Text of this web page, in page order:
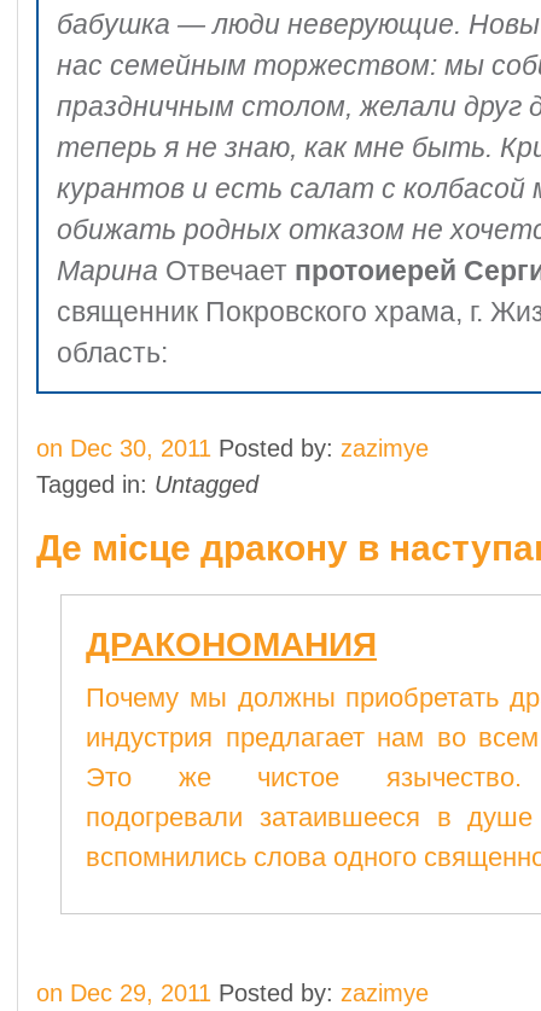
бабушка — люди неверующие.
нас семейным торжеством: мы
праздничным столом, желали друг
теперь я не знаю, как мне быть.
курантов и есть салат с колбасой
обижать родных отказом не
Марина Отвечает протоиерей
священник Покровского храма, г.
область:
on Dec 30, 2011 Posted by: zazimye
Tagged in: Untagged
Де місце дракону в
ДРАКОНОМАНИЯ
Почему мы должны приобретать
индустрия предлагает нам во
Это же чистое язычество.
подогревали затаившееся в
вспомнились слова одного
on Dec 29, 2011 Posted by: zazimye